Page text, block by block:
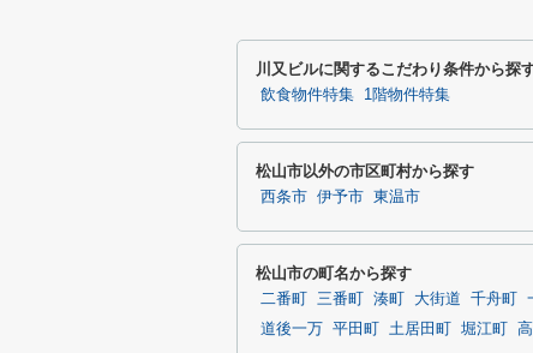
川又ビルに関するこだわり条件から探
飲食物件特集 1階物件特集
松山市以外の市区町村から探す
西条市 伊予市 東温市
松山市の町名から探す
二番町 三番町 湊町 大街道 千舟町
道後一万
平田町 土居田町 堀江町